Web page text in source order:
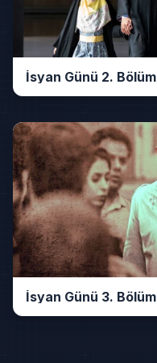
İsyan Günü 2. Bölüm
İsyan Günü 3. Bölüm